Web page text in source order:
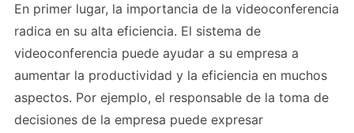
En primer lugar, la importancia de la videoconferencia
radica en su alta eficiencia. El sistema de
videoconferencia puede ayudar a su empresa a
aumentar la productividad y la eficiencia en muchos
aspectos. Por ejemplo, el responsable de la toma de
decisiones de la empresa puede expresar